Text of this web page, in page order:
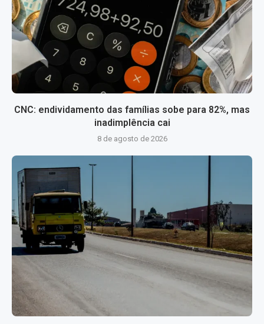
CNC: endividamento das famílias sobe para 82%, mas
inadimplência cai
8 de agosto de 2026